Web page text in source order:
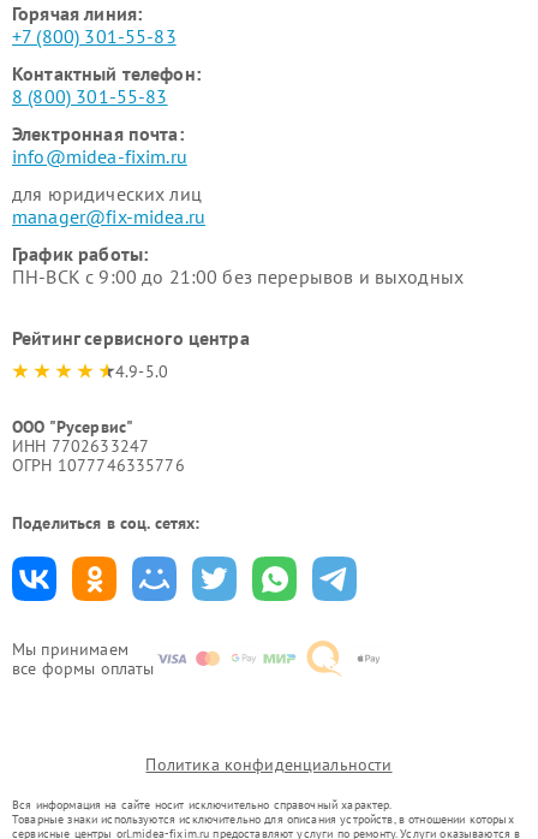
Мы принимаем
все формы оплаты
Горячая линия:
+7 (800) 301-55-83
Контактный телефон:
8 (800) 301-55-83
Электронная почта:
info@midea-fixim.ru
для юридических лиц
manager@fix-midea.ru
График работы:
ПН-ВСК с 9:00 до 21:00 без перерывов и выходных
Рейтинг сервисного центра
4.9-5.0
ООО "Русервис"
ИНН 7702633247
ОГРН 1077746335776
Поделиться в соц. сетях:
Политика конфиденциальности
Вся информация на сайте носит исключительно справочный характер.
Товарные знаки используются исключительно для описания устройств, в отношении которых
сервисные центры orl.midea-fixim.ru предоставляют услуги по ремонту. Услуги оказываются в